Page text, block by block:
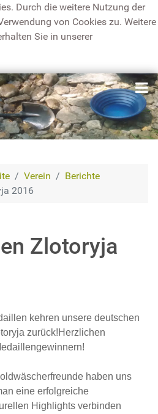
Durch die weitere Nutzung der
von Cookies zu. Weitere
Sie in unserer
Verein
Berichte
2016
Zlotoryja
kehren unsere deutschen
zurück!Herzlichen
haben uns
eine erfolgreiche
Highlights verbinden